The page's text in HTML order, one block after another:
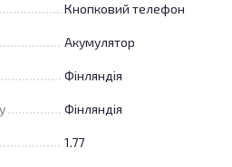
Кнопковий телефон
Акумулятор
Фінляндія
Фінляндія
1.77